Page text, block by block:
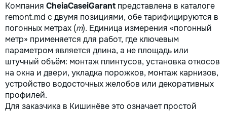
Компания CheiaCaseiGarant представлена в каталоге
remont.md с двумя позициями, обе тарифицируются в
погонных метрах (m). Единица измерения «погонный
метр» применяется для работ, где ключевым
параметром является длина, а не площадь или
штучный объём: монтаж плинтусов, установка откосов
на окна и двери, укладка порожков, монтаж карнизов,
устройство водосточных желобов или декоративных
профилей.
Для заказчика в Кишинёве это означает простой